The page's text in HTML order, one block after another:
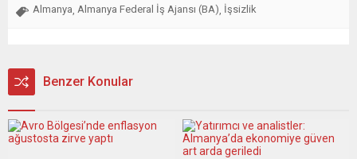
Almanya Almanya Federal İş Ajansı (BA) İşsizlik
Benzer Konular